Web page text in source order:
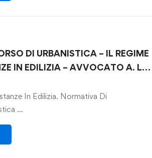
DI URBANISTICA – IL REGIME
IN EDILIZIA – AVVOCATO A. L.
In Edilizia. Normativa Di
…